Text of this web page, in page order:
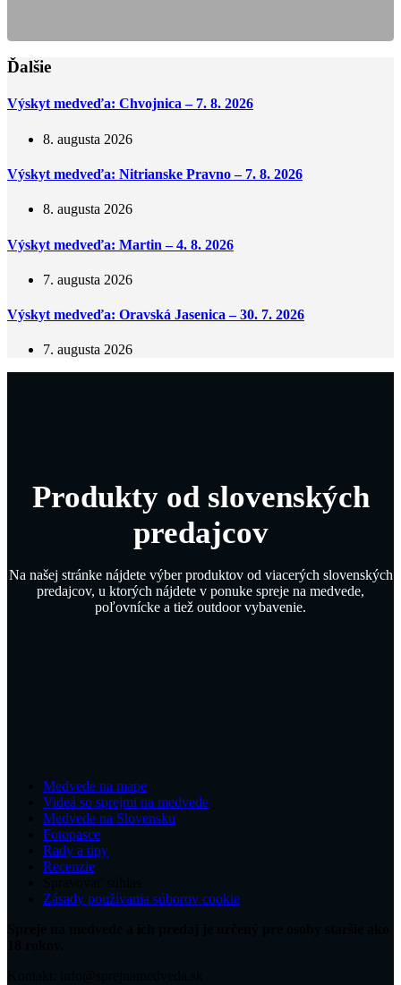
Ďalšie
Výskyt medveďa: Chvojnica – 7. 8. 2026
8. augusta 2026
Výskyt medveďa: Nitrianske Pravno – 7. 8. 2026
8. augusta 2026
Výskyt medveďa: Martin – 4. 8. 2026
7. augusta 2026
Výskyt medveďa: Oravská Jasenica – 30. 7. 2026
7. augusta 2026
Produkty od slovenských
predajcov
Na našej stránke nájdete výber produktov od viacerých slovenských
predajcov, u ktorých nájdete v ponuke spreje na medvede,
poľovnícke a tiež outdoor vybavenie.
Medvede na mape
Videá so sprejmi na medvede
Medvede na Slovensku
Fotopasce
Rady a tipy
Recenzie
Zásady používania súborov cookie